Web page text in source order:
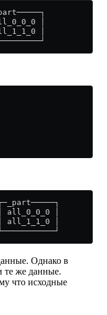
│
│
│
│
Однако в
те же данные.
что исходные